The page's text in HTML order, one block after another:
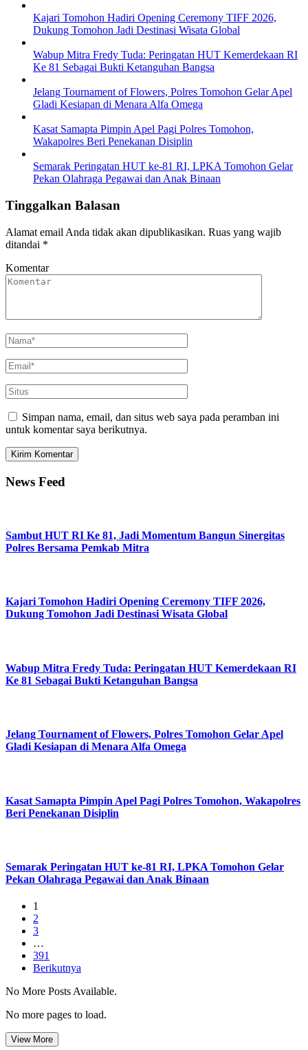
Kajari Tomohon Hadiri Opening Ceremony TIFF 2026,
Dukung Tomohon Jadi Destinasi Wisata Global
Wabup Mitra Fredy Tuda: Peringatan HUT Kemerdekaan RI
Ke 81 Sebagai Bukti Ketanguhan Bangsa
Jelang Tournament of Flowers, Polres Tomohon Gelar Apel
Gladi Kesiapan di Menara Alfa Omega
Kasat Samapta Pimpin Apel Pagi Polres Tomohon,
Wakapolres Beri Penekanan Disiplin
Semarak Peringatan HUT ke-81 RI, LPKA Tomohon Gelar
Pekan Olahraga Pegawai dan Anak Binaan
Tinggalkan Balasan
Alamat email Anda tidak akan dipublikasikan. Ruas yang wajib
ditandai *
Komentar
Simpan nama, email, dan situs web saya pada peramban ini
untuk komentar saya berikutnya.
News Feed
Sambut HUT RI Ke 81, Jadi Momentum Bangun Sinergitas
Polres Bersama Pemkab Mitra
Kajari Tomohon Hadiri Opening Ceremony TIFF 2026,
Dukung Tomohon Jadi Destinasi Wisata Global
Wabup Mitra Fredy Tuda: Peringatan HUT Kemerdekaan RI
Ke 81 Sebagai Bukti Ketanguhan Bangsa
Jelang Tournament of Flowers, Polres Tomohon Gelar Apel
Gladi Kesiapan di Menara Alfa Omega
Kasat Samapta Pimpin Apel Pagi Polres Tomohon, Wakapolres
Beri Penekanan Disiplin
Semarak Peringatan HUT ke-81 RI, LPKA Tomohon Gelar
Pekan Olahraga Pegawai dan Anak Binaan
1
2
3
…
391
Berikutnya
No More Posts Available.
No more pages to load.
View More